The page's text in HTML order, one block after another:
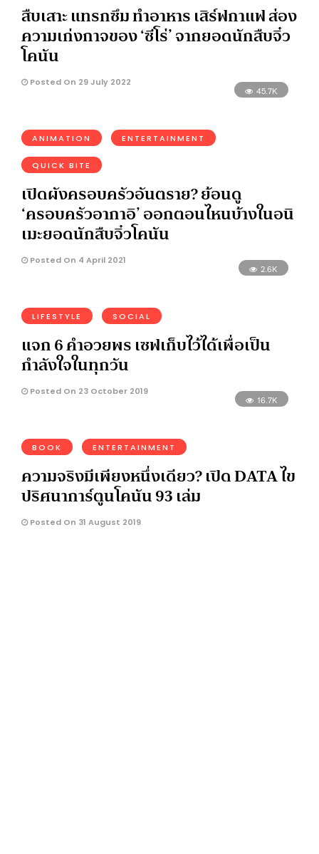
สืบเสาะ แทรกซึม ทำอาหาร เสิร์ฟกาแฟ ส่อง
ความเก่งกาจของ ‘ซีโร่’ จากยอดนักสืบจิ๋ว
โคนัน
Posted On 29 July 2022
45.7K
ANIMATION ENTERTAINMENT
QUICK BITE
เปิดผังครอบครัวอันตราย? ย้อนดู
‘ครอบครัวอากาอิ’ ออกตอนไหนบ้างในอนิ
เมะยอดนักสืบจิ๋วโคนัน
Posted On 4 April 2021
2.6K
LIFESTYLE SOCIAL
แจก 6 คำอวยพร เซฟเก็บไว้ได้เพื่อเป็น
กำลังใจในทุกวัน
Posted On 23 October 2019
16.7K
BOOK ENTERTAINMENT
ความจริงมีเพียงหนึ่งเดียว? เปิด DATA ไข
ปริศนาการ์ตูนโคนัน 93 เล่ม
Posted On 31 August 2019